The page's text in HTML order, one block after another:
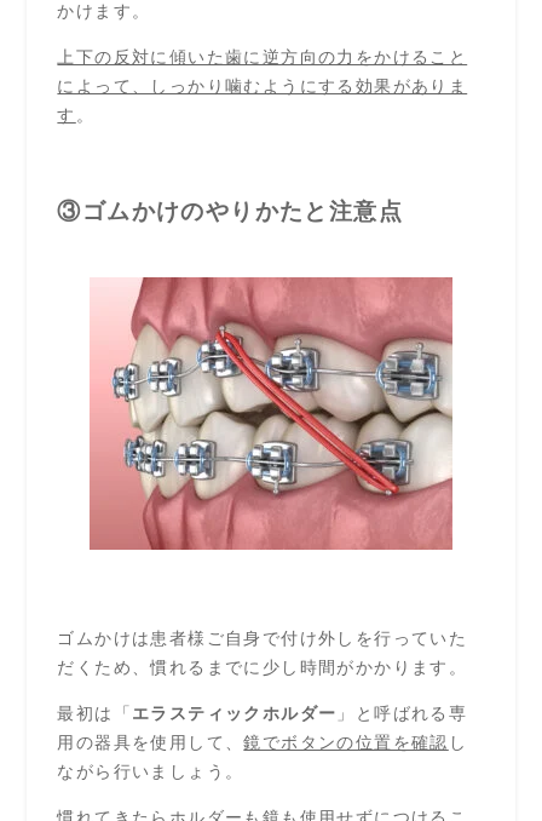
かけます。
上下の反対に傾いた歯に逆方向の力をかけること
によって、しっかり噛むようにする効果がありま
す 。
③ゴムかけのやりかたと注意点
ゴムかけは患者様ご自身で付け外しを行っていた
だくため、慣れるまでに少し時間がかかります。
最初は「 エラスティックホルダー 」と呼ばれる専
用の器具を使用して、鏡でボタンの位置を確認 し
ながら行いましょう。
慣れてきたらホルダーも鏡も使用せずにつけるこ